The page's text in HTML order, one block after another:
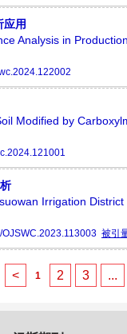
应用
Analysis in
Modified by
Irrigation
被引
< 1 2 3 ...